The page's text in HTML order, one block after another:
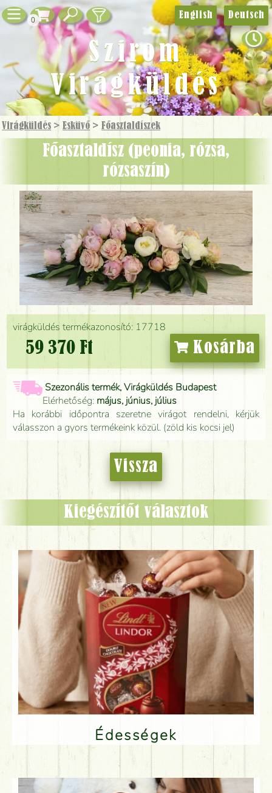
0
Virágküldés > Esküvő > Főasztaldíszek
Főasztaldísz (peonia, rózsa,
rózsaszín)
virágküldés termékazonosító: 17718
59 370 Ft Kosárba
Szezonális termék, Virágküldés Budapest
Elérhetőség: május, június, július
Ha korábbi időpontra szeretne virágot rendelni, kérjük
válasszon a gyors termékeink közül. (zöld kis kocsi jel)
Vissza
Kiegészítőt választok
Édességek
English Deutsch
Szirom
Virágküldés